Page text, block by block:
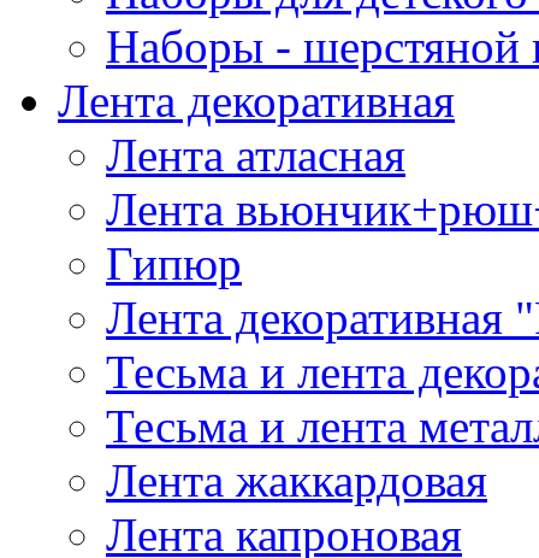
Наборы - шерстяной
Лента декоративная
Лента атласная
Лента
Гипюр
Лента декоративная
Тесьма и лента
Тесьма и лента
Лента жаккардовая
Лента капроновая